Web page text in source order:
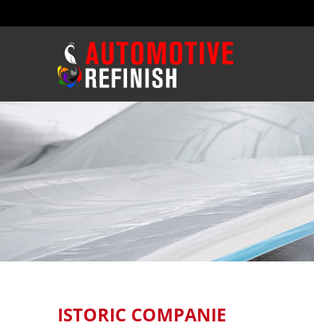
ISTORIC COMPANIE